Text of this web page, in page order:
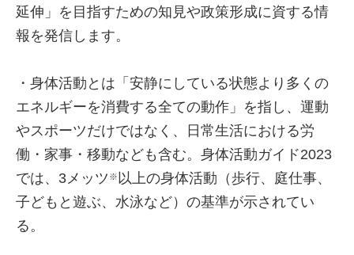
延伸」を目指すための知見や政策形成に資する情
報を発信します。
・身体活動とは「安静にしている状態より多くの
エネルギーを消費する全ての動作」を指し、運動
やスポーツだけではなく、日常生活における労
働・家事・移動なども含む。身体活動ガイド2023
では、3メッツ ※ 以上の身体活動（歩行、庭仕事、
子どもと遊ぶ、水泳など）の基準が示されてい
る。